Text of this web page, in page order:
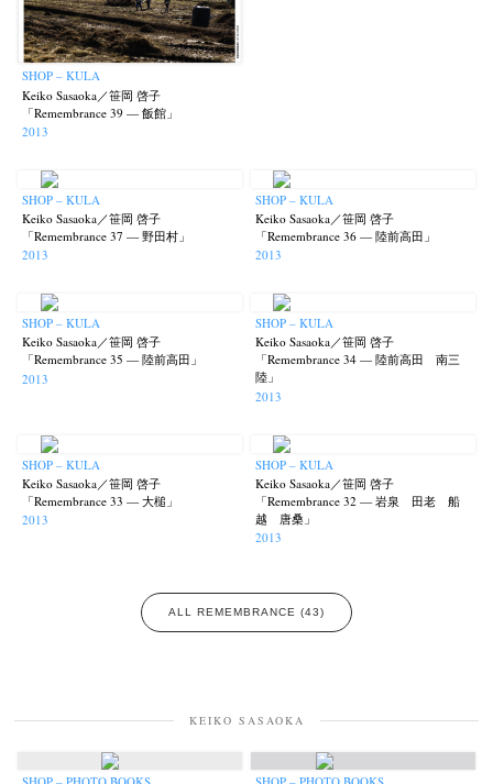
SHOP – KULA
Keiko Sasaoka／笹岡 啓子
「Remembrance 39 — 飯館」
2013
SHOP – KULA
Keiko Sasaoka／笹岡 啓子
「Remembrance 37 — 野田村」
2013
SHOP – KULA
Keiko Sasaoka／笹岡 啓子
「Remembrance 36 — 陸前高田」
2013
SHOP – KULA
Keiko Sasaoka／笹岡 啓子
「Remembrance 35 — 陸前高田」
2013
SHOP – KULA
Keiko Sasaoka／笹岡 啓子
「Remembrance 34 — 陸前高田 南三
陸」
2013
SHOP – KULA
Keiko Sasaoka／笹岡 啓子
「Remembrance 33 — 大槌」
2013
SHOP – KULA
Keiko Sasaoka／笹岡 啓子
「Remembrance 32 — 岩泉 田老 船
越 唐桑」
2013
ALL REMEMBRANCE (43)
KEIKO SASAOKA